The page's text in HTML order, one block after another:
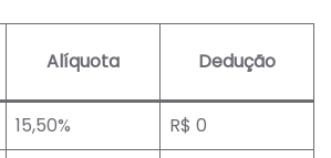
Alíquota Dedução
15,50%
R$ 0